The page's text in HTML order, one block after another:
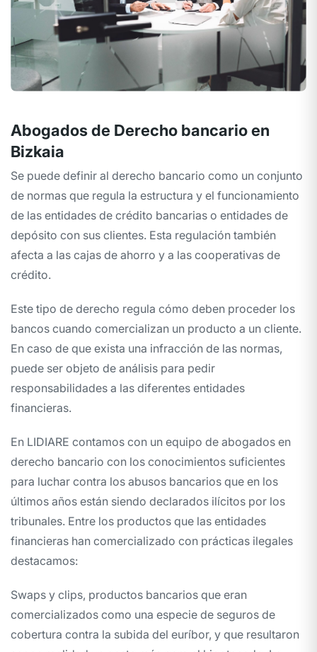
Abogados de Derecho bancario en
Bizkaia
Se puede definir al derecho bancario como un conjunto
de normas que regula la estructura y el funcionamiento
de las entidades de crédito bancarias o entidades de
depósito con sus clientes. Esta regulación también
afecta a las cajas de ahorro y a las cooperativas de
crédito.
Este tipo de derecho regula cómo deben proceder los
bancos cuando comercializan un producto a un cliente.
En caso de que exista una infracción de las normas,
puede ser objeto de análisis para pedir
responsabilidades a las diferentes entidades
financieras.
En LIDIARE contamos con un equipo de abogados en
derecho bancario con los conocimientos suficientes
para luchar contra los abusos bancarios que en los
últimos años están siendo declarados ilícitos por los
tribunales. Entre los productos que las entidades
financieras han comercializado con prácticas ilegales
destacamos:
Swaps y clips, productos bancarios que eran
comercializados como una especie de seguros de
cobertura contra la subida del euríbor, y que resultaron